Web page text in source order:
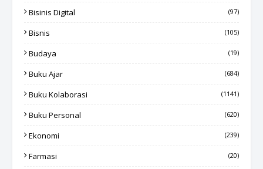
Bisinis Digital (97)
Bisnis (105)
Budaya (19)
Buku Ajar (684)
Buku Kolaborasi (1141)
Buku Personal (620)
Ekonomi (239)
Farmasi (20)